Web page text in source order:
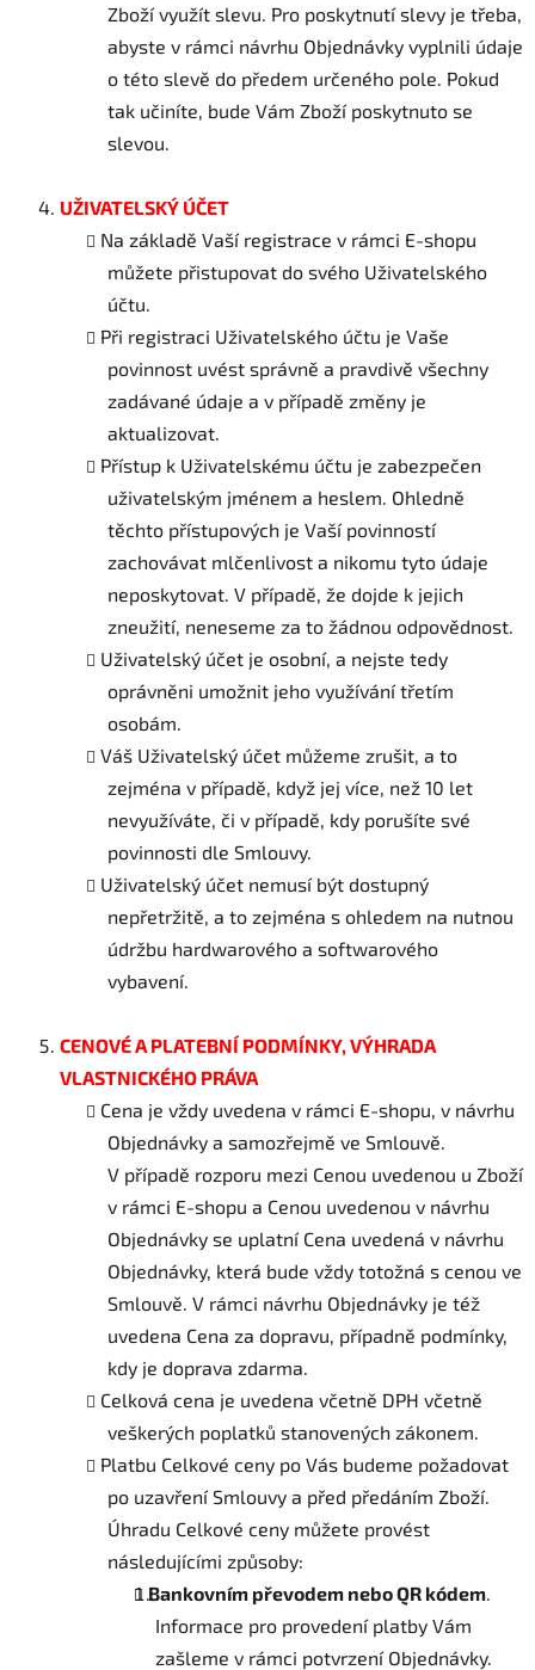
Zboží využít slevu. Pro poskytnutí slevy je třeba,
abyste v rámci návrhu Objednávky vyplnili údaje
o této slevě do předem určeného pole. Pokud
tak učiníte, bude Vám Zboží poskytnuto se
slevou.
UŽIVATELSKÝ ÚČET
Na základě Vaší registrace v rámci E-shopu
můžete přistupovat do svého Uživatelského
účtu.
Při registraci Uživatelského účtu je Vaše
povinnost uvést správně a pravdivě všechny
zadávané údaje a v případě změny je
aktualizovat.
Přístup k Uživatelskému účtu je zabezpečen
uživatelským jménem a heslem. Ohledně
těchto přístupových je Vaší povinností
zachovávat mlčenlivost a nikomu tyto údaje
neposkytovat. V případě, že dojde k jejich
zneužití, neneseme za to žádnou odpovědnost.
Uživatelský účet je osobní, a nejste tedy
oprávněni umožnit jeho využívání třetím
osobám.
Váš Uživatelský účet můžeme zrušit, a to
zejména v případě, když jej více, než 10 let
nevyužíváte, či v případě, kdy porušíte své
povinnosti dle Smlouvy.
Uživatelský účet nemusí být dostupný
nepřetržitě, a to zejména s ohledem na nutnou
údržbu hardwarového a softwarového
vybavení.
CENOVÉA PLATEBNÍ PODMÍNKY, VÝHRADA
VLASTNICKÉHO PRÁVA
Cena je vždy uvedena v rámci E-shopu, v návrhu
Objednávky a samozřejmě ve Smlouvě.
V případě rozporu mezi Cenou uvedenou u Zboží
v rámci E-shopu a Cenou uvedenou v návrhu
Objednávky se uplatní Cena uvedená v návrhu
Objednávky, která bude vždy totožná s cenou ve
Smlouvě. V rámci návrhu Objednávky je též
uvedena Cena za dopravu, případně podmínky,
kdy je doprava zdarma.
Celková cena je uvedena včetně DPH včetně
veškerých poplatků stanovených zákonem.
Platbu Celkové ceny po Vás budeme požadovat
po uzavření Smlouvy a před předáním Zboží.
Úhradu Celkové ceny můžete provést
následujícími způsoby:
Bankovním převodem nebo QR kódem
Informace pro provedení platby Vám
zašleme v rámci potvrzení Objednávky.